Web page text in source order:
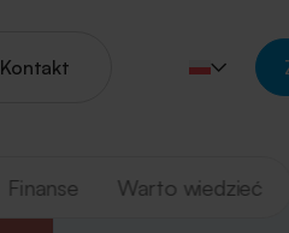
Kontakt
Finanse Warto wiedzieć